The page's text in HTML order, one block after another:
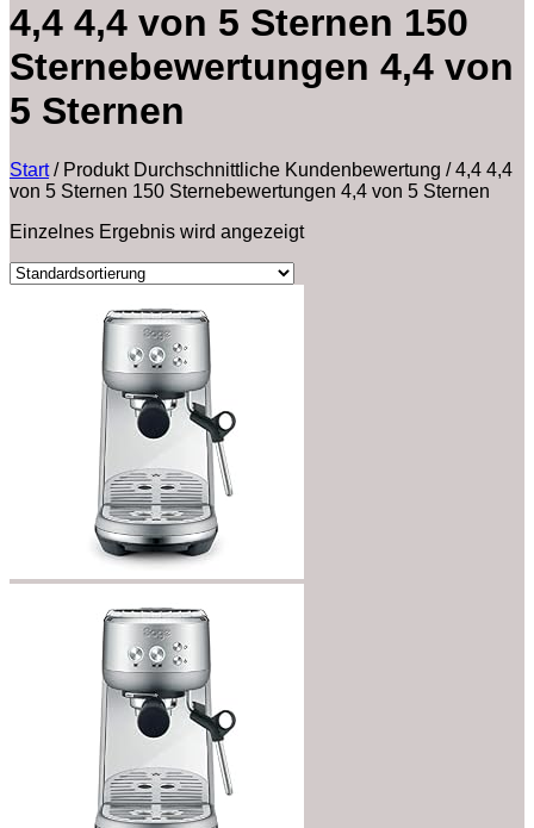
4,4 4,4 von 5 Sternen 150
Sternebewertungen 4,4 von
5 Sternen
Start /Produkt Durchschnittliche Kundenbewertung /4,4 4,4
von 5 Sternen 150 Sternebewertungen 4,4 von 5 Sternen
Einzelnes Ergebnis wird angezeigt